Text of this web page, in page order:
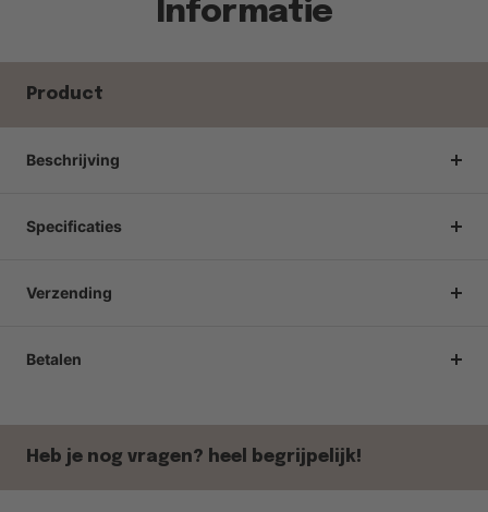
Informatie
Product
Beschrijving
Specificaties
Verzending
Betalen
Heb je nog vragen? heel begrijpelijk!